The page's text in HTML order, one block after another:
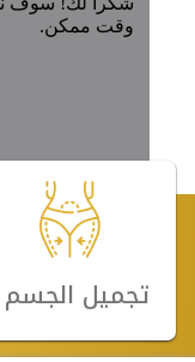
تجميل الجسم